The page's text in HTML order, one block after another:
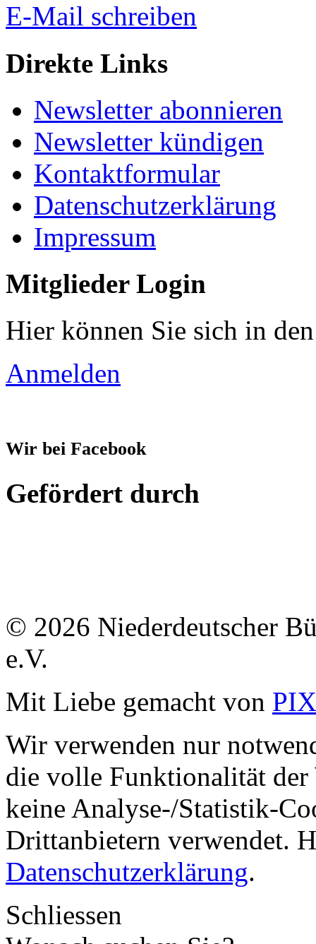
E-Mail schreiben
Direkte Links
Newsletter abonnieren
Newsletter kündigen
Kontaktformular
Datenschutzerklärung
Impressum
Mitglieder Login
Hier können Sie sich in
Anmelden
Wir bei Facebook
Gefördert durch
© 2026 Niederdeutscher
e.V.
Mit Liebe gemacht von
Wir verwenden nur
die volle Funktionalität der
keine Analyse-/Statistik-
Drittanbietern verwendet.
Datenschutzerklärung.
Schliessen